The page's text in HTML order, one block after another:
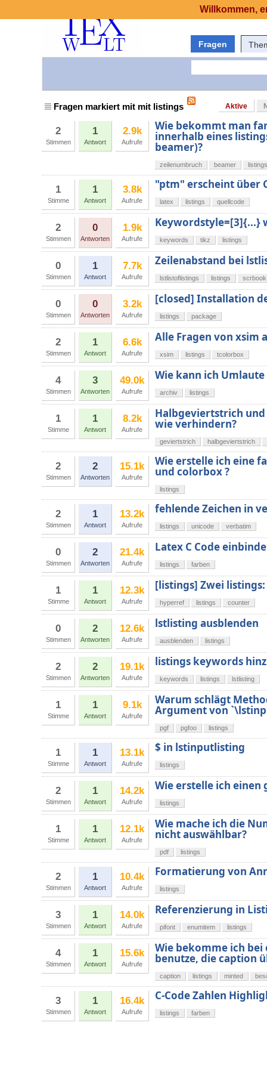
Fragen
Fragen markiert mit mit listings Aktive
2
Stimmen
1
Antwort
2.9k
Aufrufe
Wie bekommt man
innerhalb eines
beamer)?
zeilenumbruch beamer listings
1
Stimme
1
Antwort
3.8k
Aufrufe
"ptm" erscheint über
latex listings quellcode
2
Stimmen
0
Antworten
1.9k
Aufrufe
Keywordstyle=[3]{...}
keywords tikz listings
0
Stimmen
1
Antwort
7.7k
Aufrufe
Zeilenabstand bei
lstlistoflistings listings scrbook
0
Stimmen
0
Antworten
3.2k
Aufrufe
[closed] Installation
listings package
2
Stimmen
1
Antwort
6.6k
Aufrufe
Alle Fragen von xsim
xsim listings tcolorbox
4
Stimmen
3
Antworten
49.0k
Aufrufe
Wie kann ich
archiv listings
1
Stimme
1
Antwort
8.2k
Aufrufe
Halbgeviertstrich
wie verhindern?
geviertstrich halbgeviertstrich
2
Stimmen
2
Antworten
15.1k
Aufrufe
Wie erstelle ich eine
und colorbox ?
listings
2
Stimmen
1
Antwort
13.2k
Aufrufe
fehlende Zeichen in
listings unicode verbatim
0
Stimmen
2
Antworten
21.4k
Aufrufe
Latex C Code
listings farben
1
Stimme
1
Antwort
12.3k
Aufrufe
[listings] Zwei
hyperref listings counter
0
Stimmen
2
Antworten
12.6k
Aufrufe
lstlisting ausblenden
ausblenden listings
2
Stimmen
2
Antworten
19.1k
Aufrufe
listings keywords
keywords listings lstlisting
1
Stimme
1
Antwort
9.1k
Aufrufe
Warum schlägt
Argument von
pgf pgfoo listings
1
Stimme
1
Antwort
13.1k
Aufrufe
$ in lstinputlisting
listings
2
Stimmen
1
Antwort
14.2k
Aufrufe
Wie erstelle ich einen
listings
1
Stimme
1
Antwort
12.1k
Aufrufe
Wie mache ich die
nicht auswählbar?
pdf listings
2
Stimmen
1
Antwort
10.4k
Aufrufe
Formatierung von
listings
3
Stimmen
1
Antwort
14.0k
Aufrufe
Referenzierung in
pifont enumitem listings
4
Stimmen
1
Antwort
15.6k
Aufrufe
Wie bekomme ich
benutze, die caption
caption listings minted
3
Stimmen
1
Antwort
16.4k
Aufrufe
C-Code Zahlen
listings farben
Willkommen,